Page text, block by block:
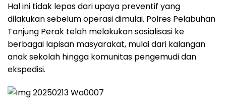
Hal ini tidak lepas dari upaya preventif yang
dilakukan sebelum operasi dimulai. Polres Pelabuhan
Tanjung Perak telah melakukan sosialisasi ke
berbagai lapisan masyarakat, mulai dari kalangan
anak sekolah hingga komunitas pengemudi dan
ekspedisi.